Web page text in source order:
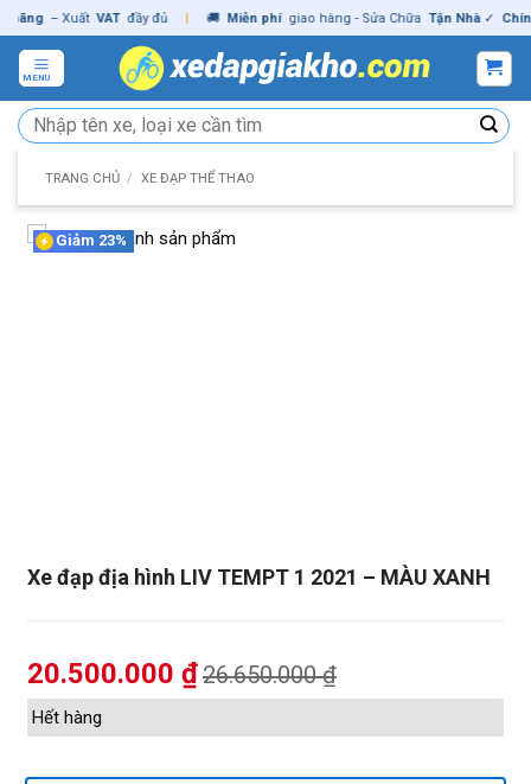
Skip
to
content
– Xuất VAT đầy đủ | 🚚 Miễn phí giao hàng - Sửa Chữa Tận Nhà ✓ Chính
MENU
Tìm
kiếm:
TRANG CHỦ / XE ĐẠP THỂ THAO
Xe đạp địa hình LIV TEMPT 1 2021 – MÀU XANH
Giảm 23%
20.500.000 ₫26.650.000₫
Hết hàng